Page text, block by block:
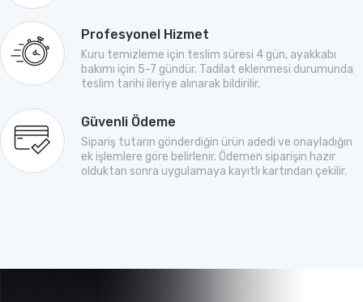
Profesyonel Hizmet
Kuru temizleme için teslim süresi 4 gün, ayakkabı
bakımı için 5-7 gündür. Tadilat eklenmesi durumunda
teslim tarihi ileriye alınarak bildirilir.
Güvenli Ödeme
Sipariş tutarın gönderdiğin ürün adedi ve onayladığın
ek işlemlere göre belirlenir. Ödemen siparişin hazır
olduktan sonra uygulamaya kayıtlı kartından çekilir.